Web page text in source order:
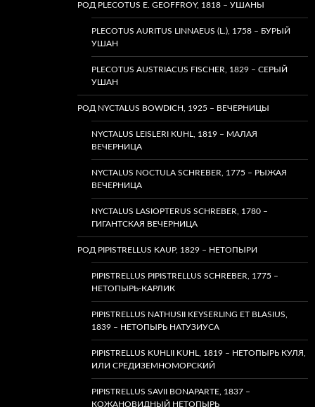
РОД PLECOTUS E. GEOFFROY, 1818 – УШАНЫ
PLECOTUS AURITUS LINNAEUS (L.), 1758 – БУРЫЙ
УШАН
PLECOTUS AUSTRIACUS FISCHER, 1829 – СЕРЫЙ
УШАН
РОД NYCTALUS BOWDICH, 1925 – ВЕЧЕРНИЦЫ
NYCTALUS LEISLERI KUHL, 1819 – МАЛАЯ
ВЕЧЕРНИЦА
NYCTALUS NOCTULA SCHREBER, 1775 – РЫЖАЯ
ВЕЧЕРНИЦА
NYCTALUS LASIOPTERUS SCHREBER, 1780 –
ГИГАНТСКАЯ ВЕЧЕРНИЦА
РОД PIPISTRELLUS KAUP, 1829 – НЕТОПЫРИ
PIPISTRELLUS PIPISTRELLUS SCHREBER, 1775 –
НЕТОПЫРЬ-КАРЛИК
PIPISTRELLUS NATHUSII KEYSERLING ET BLASIUS,
1839 – НЕТОПЫРЬ НАТУЗИУСА
PIPISTRELLUS KUHLII KUHL, 1819 – НЕТОПЫРЬ КУЛЯ,
ИЛИ СРЕДИЗЕМНОМОРСКИЙ
PIPISTRELLUS SAVII BONAPARTE, 1837 –
КОЖАНОВИДНЫЙ НЕТОПЫРЬ